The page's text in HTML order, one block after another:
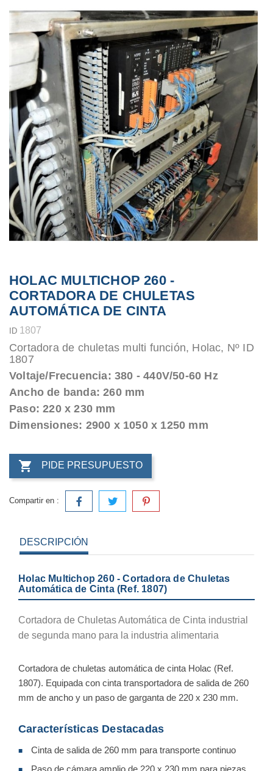
HOLAC MULTICHOP 260 -
CORTADORA DE CHULETAS
AUTOMÁTICA DE CINTA
ID 1807
Cortadora de chuletas multi función, Holac, Nº ID
1807
Voltaje/Frecuencia: 380 - 440V/50-60 Hz
Ancho de banda: 260 mm
Paso: 220 x 230 mm
Dimensiones: 2900 x 1050 x 1250 mm
 PIDE PRESUPUESTO
Compartir en :
DESCRIPCIÓN
Holac Multichop 260 - Cortadora de Chuletas
Automática de Cinta (Ref. 1807)
Cortadora de Chuletas Automática de Cinta industrial
de segunda mano para la industria alimentaria
Cortadora de chuletas automática de cinta Holac (Ref.
1807). Equipada con cinta transportadora de salida de 260
mm de ancho y un paso de garganta de 220 x 230 mm.
Características Destacadas
■ Cinta de salida de 260 mm para transporte continuo
Paso de cámara amplio de 220 x 230 mm para piezas